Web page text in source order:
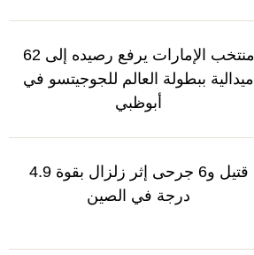
منتخب الإمارات يرفع رصيده إلى 62
ميدالية ببطولة العالم للجوجيتسو في
أبوظبي
قتيل و6 جرحى إثر زلزال بقوة 4.9
درجة في الصين